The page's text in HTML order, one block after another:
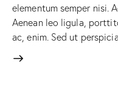
elementum semper nisi.
Aenean leo ligula,
ac, enim. Sed ut